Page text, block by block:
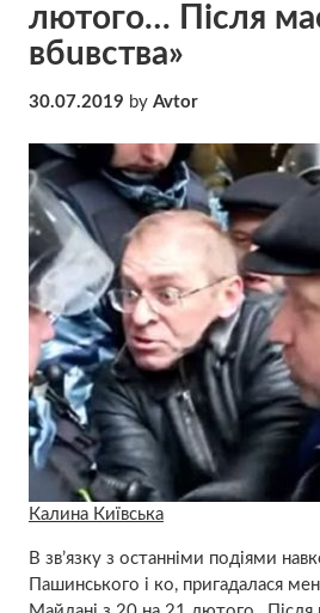
лютого… Після
вбuвства»
30.07.2019 by Avtor
Калина Київська
В зв’язку з останніми подіями
Пашинського і ко, пригадалася